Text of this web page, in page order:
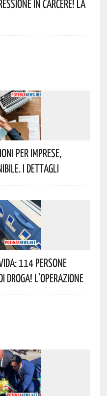
In Carcere! La
Per Imprese,
I Dettagli
114 Persone
Droga! L’operazione